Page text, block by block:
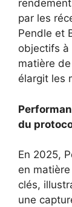
par les
Pendle et
objectifs à
matière
élargit les
du
En 2025,
en
clés,
une